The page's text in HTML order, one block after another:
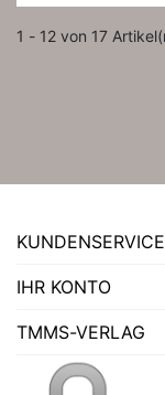
1 - 12 von 17
KUNDENSERVICE
IHR KONTO
TMMS-VERLAG